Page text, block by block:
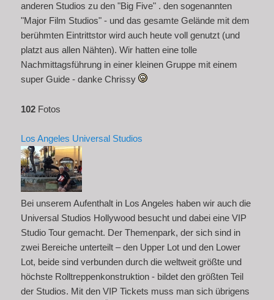
anderen Studios zu den "Big Five" . den sogenannten
"Major Film Studios" - und das gesamte Gelände mit dem
berühmten Eintrittstor wird auch heute voll genutzt (und
platzt aus allen Nähten). Wir hatten eine tolle
Nachmittagsführung in einer kleinen Gruppe mit einem
super Guide - danke Chrissy
102 Fotos
Los Angeles Universal Studios
Bei unserem Aufenthalt in Los Angeles haben wir auch die
Universal Studios Hollywood besucht und dabei eine VIP
Studio Tour gemacht. Der Themenpark, der sich sind in
zwei Bereiche unterteilt – den Upper Lot und den Lower
Lot, beide sind verbunden durch die weltweit größte und
höchste Rolltreppenkonstruktion - bildet den größten Teil
der Studios. Mit den VIP Tickets muss man sich übrigens